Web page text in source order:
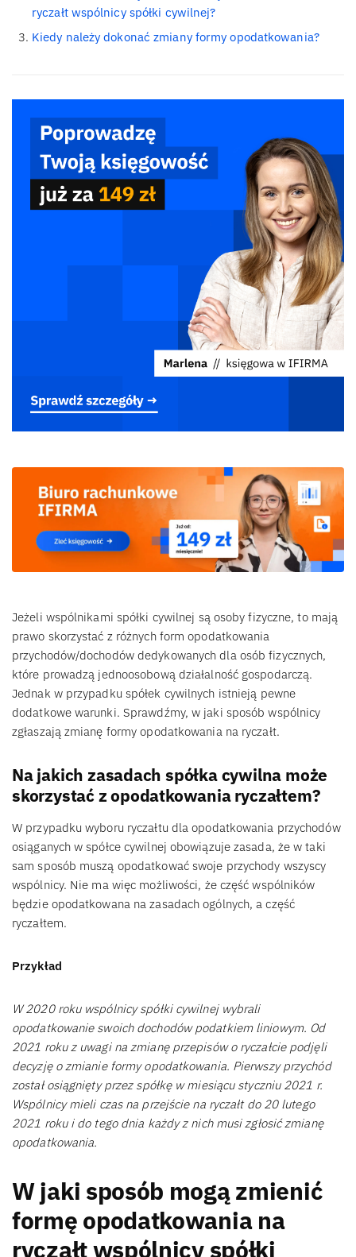
ryczałt wspólnicy spółki cywilnej?
Kiedy należy dokonać zmiany formy opodatkowania?
Jeżeli wspólnikami spółki cywilnej są osoby fizyczne, to mają
prawo skorzystać z różnych form opodatkowania
przychodów/dochodów dedykowanych dla osób fizycznych,
które prowadzą jednoosobową działalność gospodarczą.
Jednak w przypadku spółek cywilnych istnieją pewne
dodatkowe warunki. Sprawdźmy, w jaki sposób wspólnicy
zgłaszają zmianę formy opodatkowania na ryczałt.
Na jakich zasadach spółka cywilna może
skorzystać z opodatkowania ryczałtem?
W przypadku wyboru ryczałtu dla opodatkowania przychodów
osiąganych w spółce cywilnej obowiązuje zasada, że w taki
sam sposób muszą opodatkować swoje przychody wszyscy
wspólnicy. Nie ma więc możliwości, że część wspólników
będzie opodatkowana na zasadach ogólnych, a część
ryczałtem.
Przykład
W 2020 roku wspólnicy spółki cywilnej wybrali
opodatkowanie swoich dochodów podatkiem liniowym. Od
2021 roku z uwagi na zmianę przepisów o ryczałcie podjęli
decyzję o zmianie formy opodatkowania. Pierwszy przychód
został osiągnięty przez spółkę w miesiącu styczniu 2021 r.
Wspólnicy mieli czas na przejście na ryczałt do 20 lutego
2021 roku i do tego dnia każdy z nich musi zgłosić zmianę
opodatkowania.
W jaki sposób mogą zmienić
formę opodatkowania na
ryczałt wspólnicy spółki